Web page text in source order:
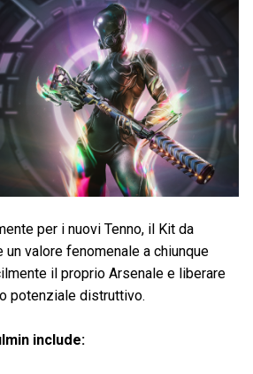
per i nuovi Tenno, il Kit da
un valore fenomenale a chiunque
il proprio Arsenale e liberare
potenziale distruttivo.
include: